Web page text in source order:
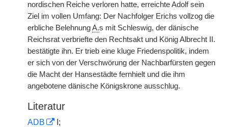
nordischen Reiche verloren hatte, erreichte Adolf sein
Ziel im vollen Umfang: Der Nachfolger Erichs vollzog die
erbliche BelehnungA.s mit Schleswig, der dänische
Reichsrat verbriefte den Rechtsakt und König Albrecht II.
bestätigte ihn. Er trieb eine kluge Friedenspolitik, indem
er sich von der Verschwörung der Nachbarfürsten gegen
die Macht der Hansestädte fernhielt und die ihm
angebotene dänische Königskrone ausschlug.
Literatur
ADB
I;